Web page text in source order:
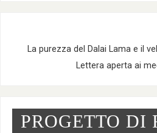
La purezza del Dalai Lama e il
Lettera aperta ai
PROGETTO DI